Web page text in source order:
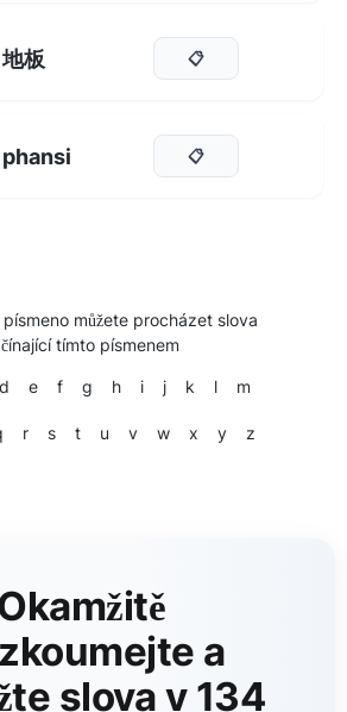
地板 📋
phansi 📋
můžete procházet slova
tímto písmenem
d e f g h i j k l m
r s t u v w x y z
a
slova v 134